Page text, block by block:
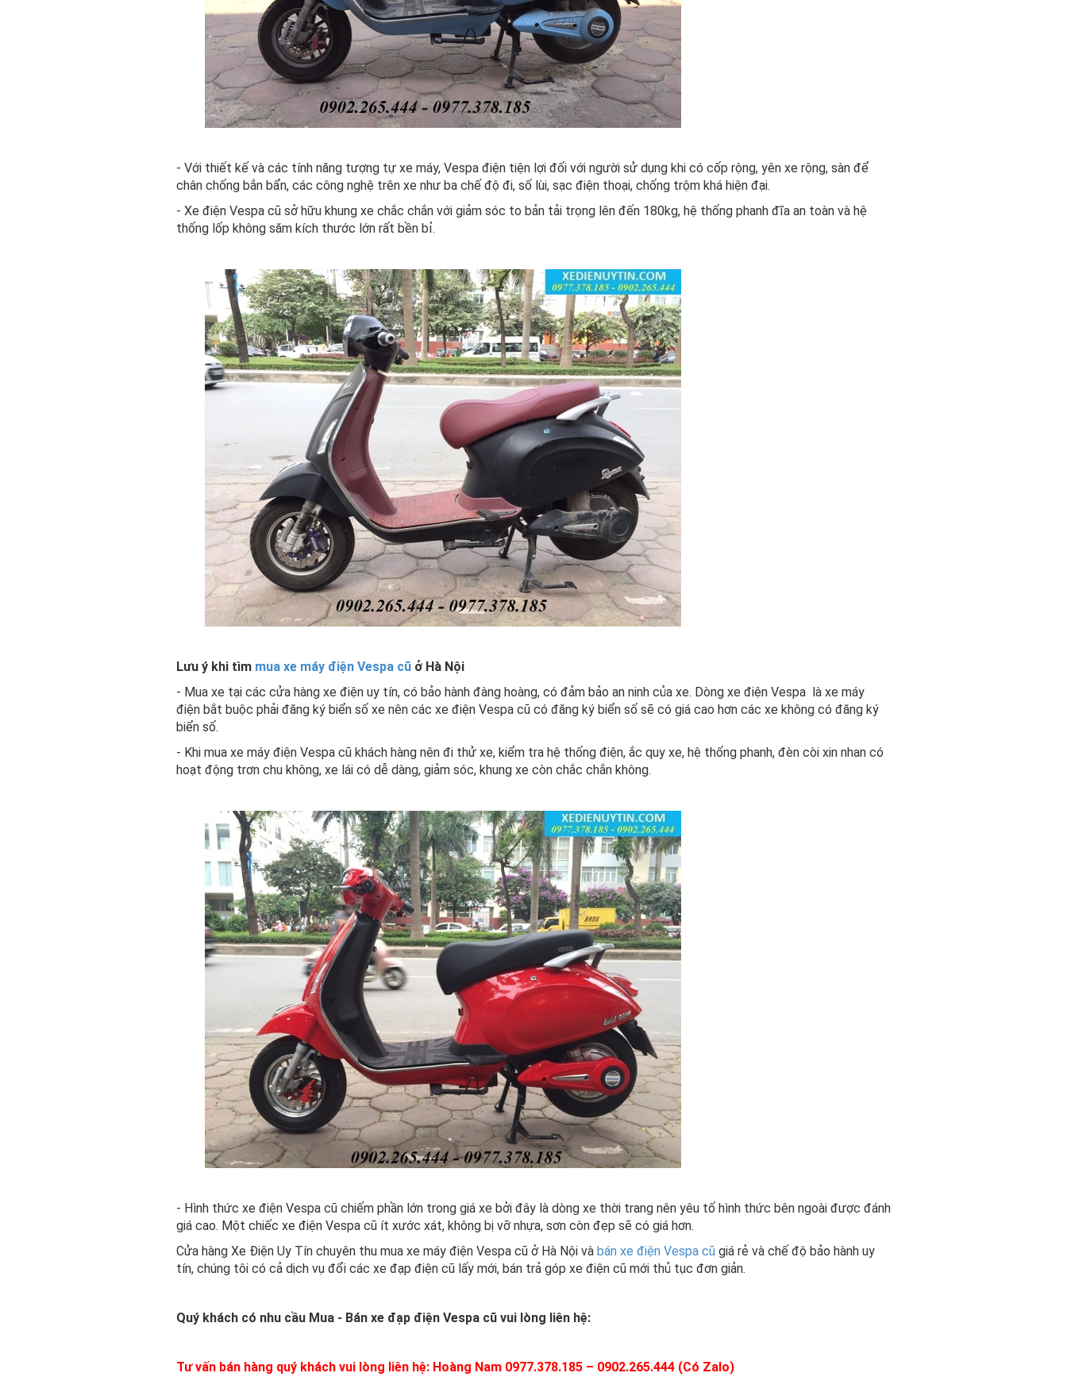
- Với thiết kế và các tính năng tượng tự xe máy, Vespa điện tiện lợi đối với người sử dụng khi có cốp rộng, yên xe rộng, sàn để
chân chống bắn bẩn, các công nghệ trên xe như ba chế độ đi, số lùi, sạc điện thoại, chống trộm khá hiện đại.
- Xe điện Vespa cũ sở hữu khung xe chắc chắn với giảm sóc to bản tải trọng lên đến 180kg, hệ thống phanh đĩa an toàn và hệ
thống lốp không săm kích thước lớn rất bền bỉ.
Lưu ý khi tìm mua xe máy điện Vespa cũ ở Hà Nội
- Mua xe tại các cửa hàng xe điện uy tín, có bảo hành đàng hoàng, có đảm bảo an ninh của xe. Dòng xe điện Vespa là xe máy
điện bắt buộc phải đăng ký biển số xe nên các xe điện Vespa cũ có đăng ký biển số sẽ có giá cao hơn các xe không có đăng ký
biển số.
- Khi mua xe máy điện Vespa cũ khách hàng nên đi thử xe, kiểm tra hệ thống điện, ắc quy xe, hệ thống phanh, đèn còi xin nhan có
hoạt động trơn chu không, xe lái có dễ dàng, giảm sóc, khung xe còn chắc chắn không.
- Hình thức xe điện Vespa cũ chiếm phần lớn trong giá xe bởi đây là dòng xe thời trang nên yêu tố hình thức bên ngoài được đánh
giá cao. Một chiếc xe điện Vespa cũ ít xước xát, không bị vỡ nhựa, sơn còn đẹp sẽ có giá hơn.
Cửa hàng Xe Điện Uy Tín chuyên thu mua xe máy điện Vespa cũ ở Hà Nội và bán xe điện Vespa cũ giá rẻ và chế độ bảo hành uy
tín, chúng tôi có cả dịch vụ đổi các xe đạp điện cũ lấy mới, bán trả góp xe điện cũ mới thủ tục đơn giản.
Quý khách có nhu cầu Mua - Bán xe đạp điện Vespa cũ vui lòng liên hệ:
Tư vấn bán hàng quý khách vui lòng liên hệ: Hoàng Nam 0977.378.185 – 0902.265.444 (Có Zalo)